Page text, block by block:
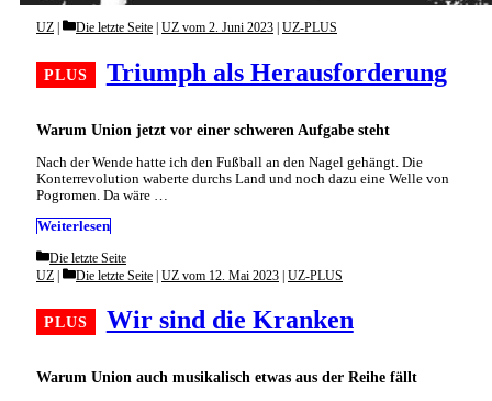
Warum Union jetzt vor einer schweren Aufgabe steht
Triumph als Herausforderung
UZ Categories
Die letzte Seite UZ vom 2. Juni 2023 UZ-PLUS
Nach der Wende hatte ich den Fußball an den Nagel gehängt. Die
Konterrevolution waberte durchs Land und noch dazu eine Welle von
Pogromen. Da wäre …
Weiterlesen
Categories
Die letzte Seite
Warum Union auch musikalisch etwas aus der Reihe fällt
Wir sind die Kranken
UZ Categories
Die letzte Seite | UZ vom 12. Mai 2023 | UZ-PLUS